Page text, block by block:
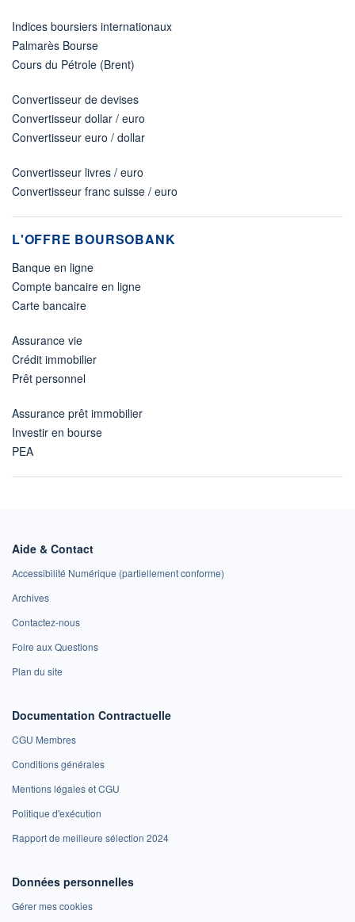
Indices boursiers internationaux
Palmarès Bourse
Cours du Pétrole (Brent)
Convertisseur de devises
Convertisseur dollar / euro
Convertisseur euro / dollar
Convertisseur livres / euro
Convertisseur franc suisse / euro
L'OFFRE BOURSOBANK
Banque en ligne
Compte bancaire en ligne
Carte bancaire
Assurance vie
Crédit immobilier
Prêt personnel
Assurance prêt immobilier
Investir en bourse
PEA
Aide & Contact
Accessibilité Numérique (partiellement conforme)
Archives
Contactez-nous
Foire aux Questions
Plan du site
Documentation Contractuelle
CGU Membres
Conditions générales
Mentions légales et CGU
Politique d'exécution
Rapport de meilleure sélection 2024
Données personnelles
Gérer mes cookies